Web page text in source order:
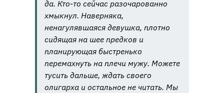
да. Кто-то сейчас разочарованно
хмыкнул. Наверняка,
ненагулявшаяся девушка, плотно
сидящая на шее предков и
планирующая быстренько
перемахнуть на плечи мужу. Можете
тусить дальше, ждать своего
олигарха и остальное не читать. Мы